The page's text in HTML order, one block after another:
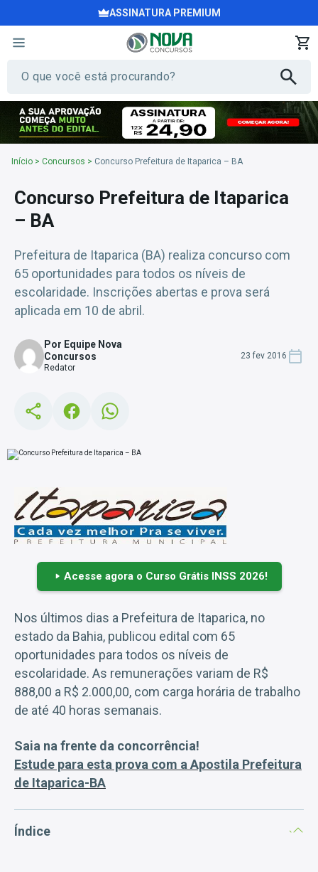
ASSINATURA PREMIUM
Início > Concursos > Concurso Prefeitura de Itaparica – BA
Concurso Prefeitura de Itaparica
– BA
Prefeitura de Itaparica (BA) realiza concurso com
65 oportunidades para todos os níveis de
escolaridade. Inscrições abertas e prova será
aplicada em 10 de abril.
Por Equipe Nova
Concursos
Redator
23 fev 2016
Acesse agora o Curso Grátis INSS 2026!
Nos últimos dias a Prefeitura de Itaparica, no
estado da Bahia, publicou edital com 65
oportunidades para todos os níveis de
escolaridade. As remunerações variam de R$
888,00 a R$ 2.000,00, com carga horária de trabalho
de até 40 horas semanais.
Saia na frente da concorrência!
Estude para esta prova com a Apostila Prefeitura
de Itaparica-BA
Índice